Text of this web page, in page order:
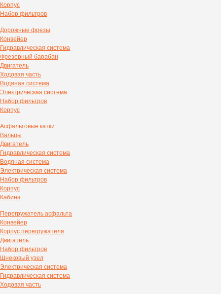
Корпус
Набор фильтров
Дорожные фрезы
Конвейер
Гидравлическая система
Фрезерный барабан
Двигатель
Ходовая часть
Водяная система
Электрическая система
Набор фильтров
Корпус
Асфальтовые катки
Вальцы
Двигатель
Гидравлическая система
Водяная система
Электрическая система
Набор фильтров
Корпус
Кабина
Перегружатель асфальта
Конвейер
Корпус перегружателя
Двигатель
Набор фильтров
Шнековый узел
Электрическая система
Гидравлическая система
Ходовая часть